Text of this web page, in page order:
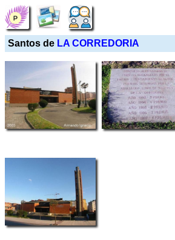
Santos de LA CORREDORIA